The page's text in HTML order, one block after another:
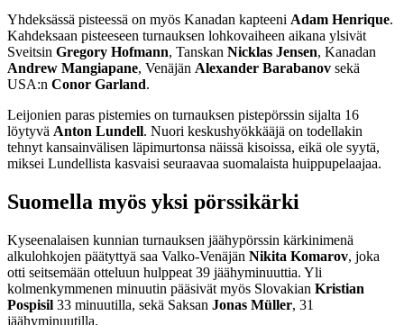
Yhdeksässä pisteessä on myös Kanadan kapteeni Adam Henrique.
Kahdeksaan pisteeseen turnauksen lohkovaiheen aikana ylsivät
Sveitsin Gregory Hofmann, Tanskan Nicklas Jensen, Kanadan
Andrew Mangiapane, Venäjän Alexander Barabanov sekä
USA:n Conor Garland.
Leijonien paras pistemies on turnauksen pistepörssin sijalta 16
löytyvä Anton Lundell. Nuori keskushyökkääjä on todellakin
tehnyt kansainvälisen läpimurtonsa näissä kisoissa, eikä ole syytä,
miksei Lundellista kasvaisi seuraavaa suomalaista huippupelaajaa.
Suomella myös yksi pörssikärki
Kyseenalaisen kunnian turnauksen jäähypörssin kärkinimenä
alkulohkojen päätyttyä saa Valko-Venäjän Nikita Komarov, joka
otti seitsemään otteluun hulppeat 39 jäähyminuuttia. Yli
kolmenkymmenen minuutin pääsivät myös Slovakian Kristian
Pospisil 33 minuutilla, sekä Saksan Jonas Müller, 31
jäähyminuutilla.